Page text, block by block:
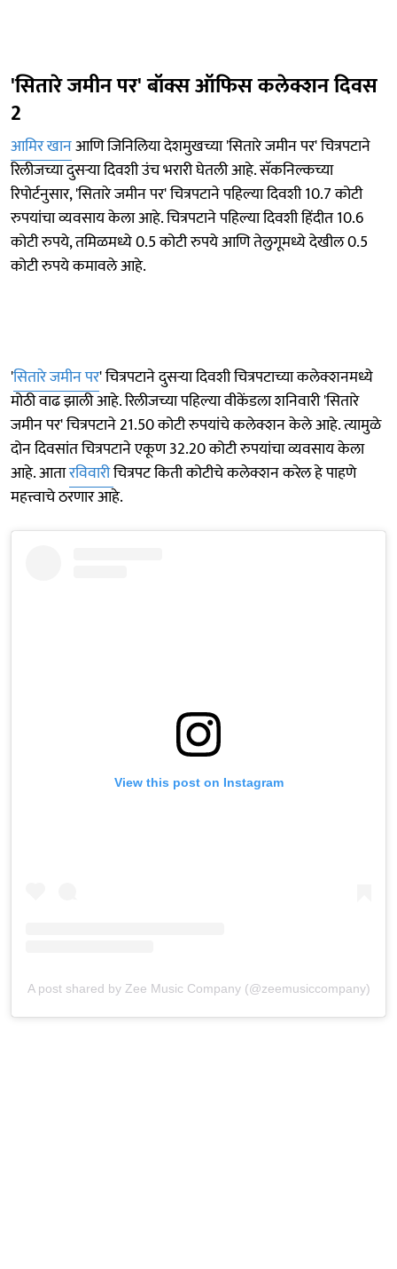
'सितारे जमीन पर' बॉक्स ऑफिस कलेक्शन दिवस
2
आमिर खानआणि जिनिलिया देशमुखच्या 'सितारे जमीन पर' चित्रपटाने
रिलीजच्या दुसऱ्या दिवशी उंच भरारी घेतली आहे. सॅकनिल्कच्या
रिपोर्टनुसार, 'सितारे जमीन पर' चित्रपटाने पहिल्या दिवशी 10.7 कोटी
रुपयांचा व्यवसाय केला आहे. चित्रपटाने पहिल्या दिवशी हिंदीत 10.6
कोटी रुपये, तमिळमध्ये 0.5 कोटी रुपये आणि तेलुगूमध्ये देखील 0.5
कोटी रुपये कमावले आहे.
'सितारे जमीन पर' चित्रपटाने दुसऱ्या दिवशी चित्रपटाच्या कलेक्शनमध्ये
मोठी वाढ झाली आहे. रिलीजच्या पहिल्या वीकेंडला शनिवारी 'सितारे
जमीन पर' चित्रपटाने 21.50 कोटी रुपयांचे कलेक्शन केले आहे. त्यामुळे
दोन दिवसांत चित्रपटाने एकूण 32.20 कोटी रुपयांचा व्यवसाय केला
आहे. आतारविवारीचित्रपट किती कोटीचे कलेक्शन करेल हे पाहणे
महत्त्वाचे ठरणार आहे.
View this post on Instagram
A post shared by Zee Music Company (@zeemusiccompany)